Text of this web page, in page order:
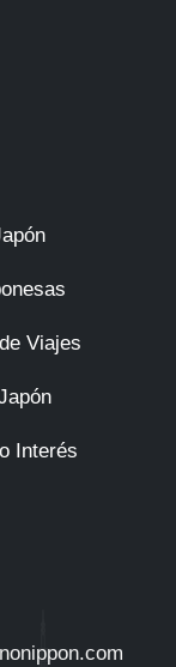
Viajes
Interés